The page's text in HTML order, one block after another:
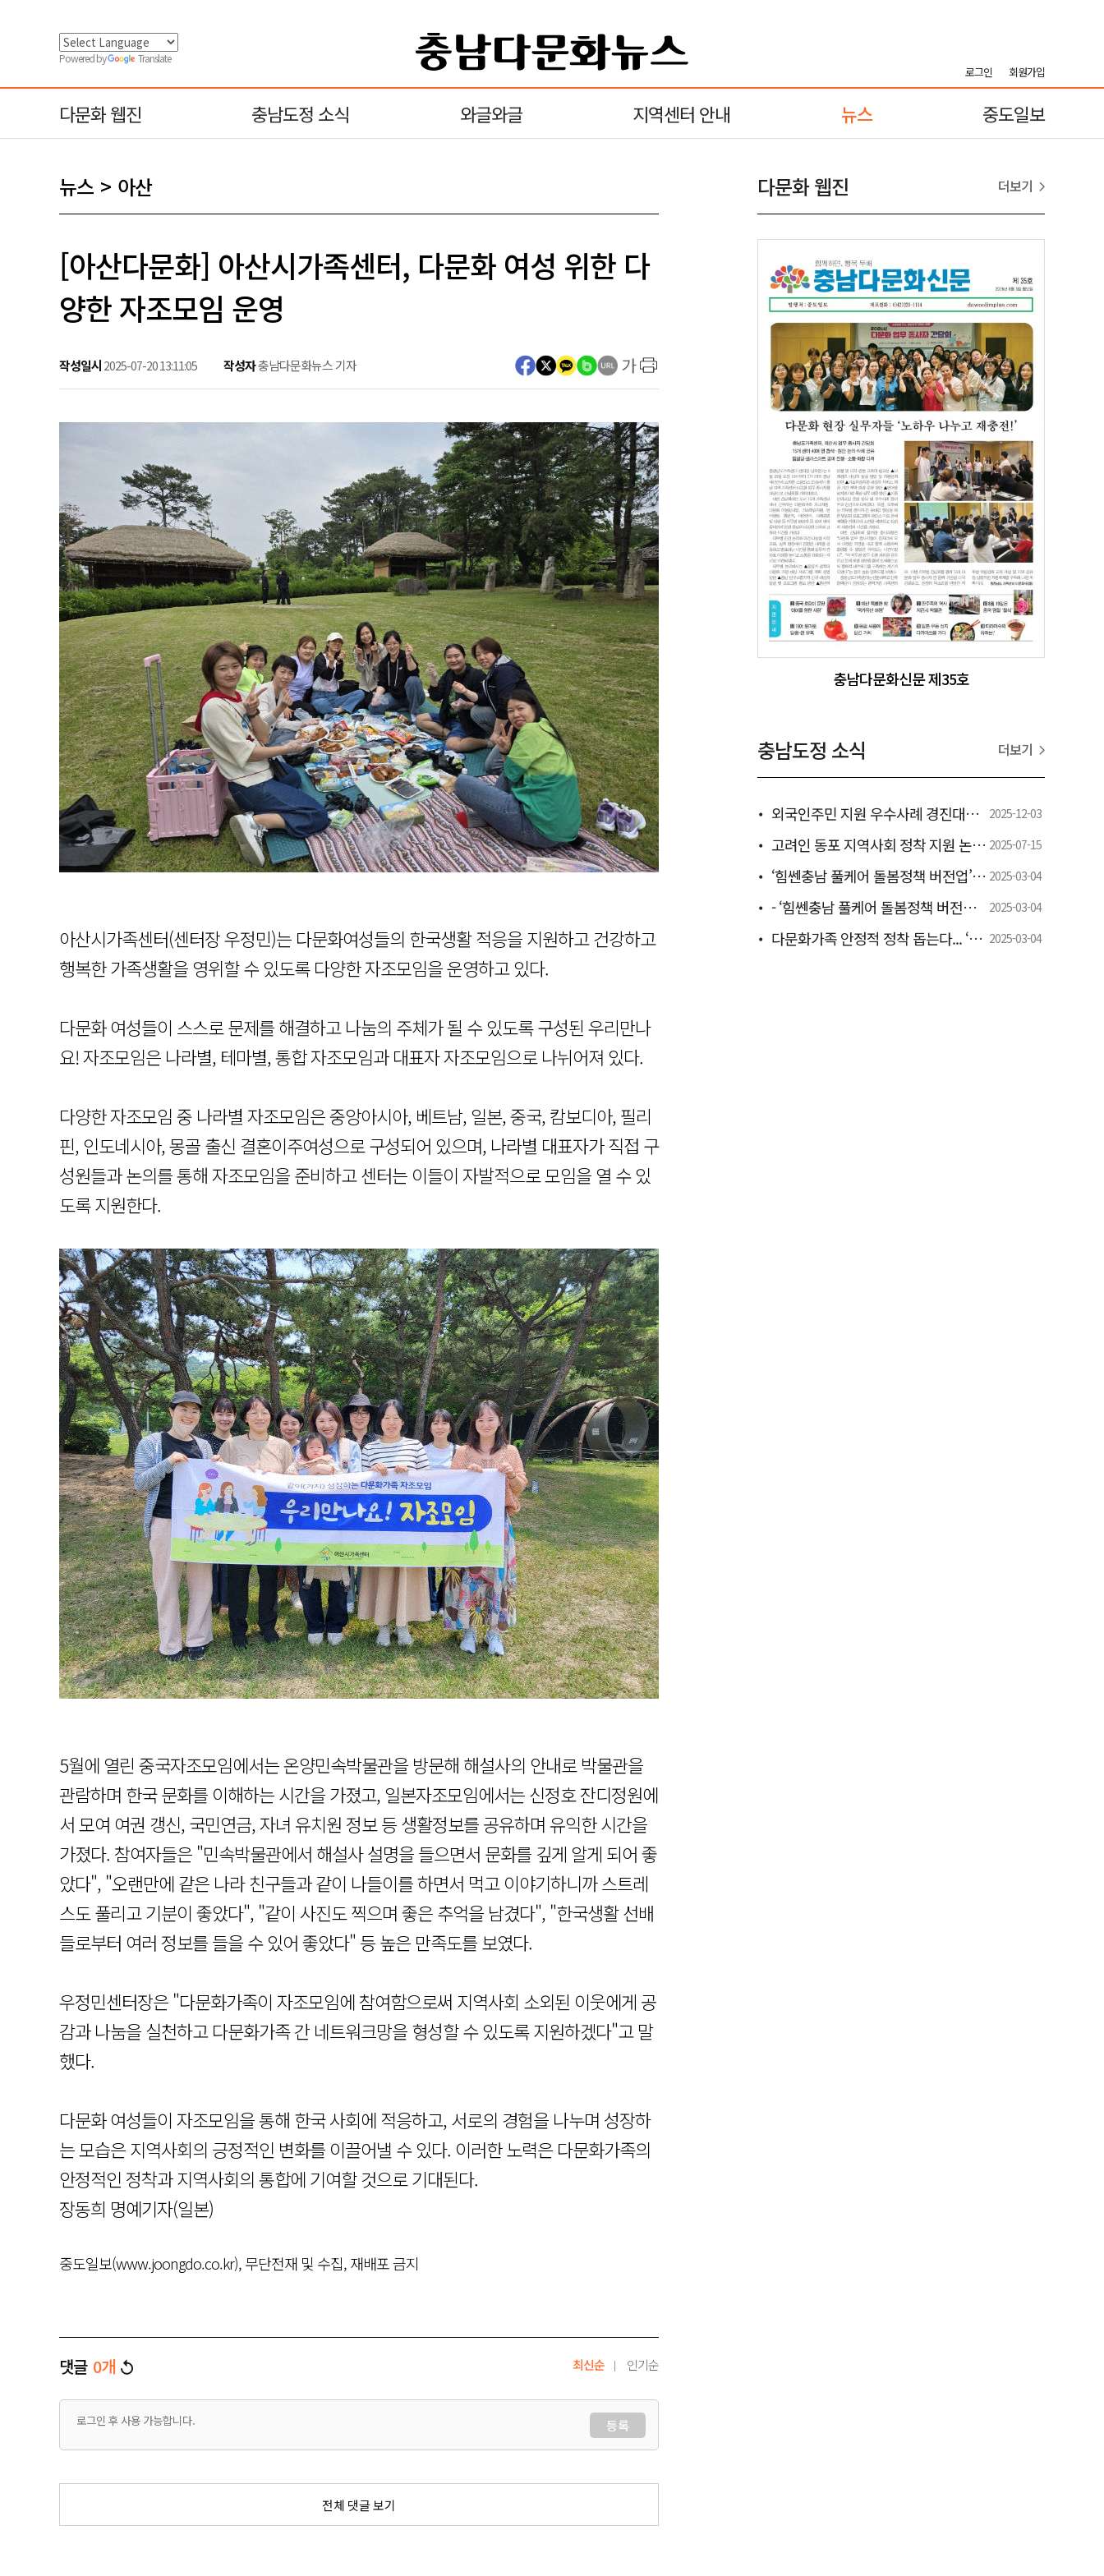
Powered by Translate
로그인 회원가입
다문화 웹진 충남도정 소식 와글와글 지역센터 안내 뉴스 중도일보
뉴스 아산
[아산다문화] 아산시가족센터, 다문화 여성 위한 다
양한 자조모임 운영
작성일시 2025-07-20 13:11:05 작성자충남다문화뉴스 기자 가
아산시가족센터(센터장 우정민)는 다문화여성들의 한국생활 적응을 지원하고 건강하고
행복한 가족생활을 영위할 수 있도록 다양한 자조모임을 운영하고 있다.
다문화 여성들이 스스로 문제를 해결하고 나눔의 주체가 될 수 있도록 구성된 우리만나
요! 자조모임은 나라별, 테마별, 통합 자조모임과 대표자 자조모임으로 나뉘어져 있다.
다양한 자조모임 중 나라별 자조모임은 중앙아시아, 베트남, 일본, 중국, 캄보디아, 필리
핀, 인도네시아, 몽골 출신 결혼이주여성으로 구성되어 있으며, 나라별 대표자가 직접 구
성원들과 논의를 통해 자조모임을 준비하고 센터는 이들이 자발적으로 모임을 열 수 있
도록 지원한다.
5월에 열린 중국자조모임에서는 온양민속박물관을 방문해 해설사의 안내로 박물관을
관람하며 한국 문화를 이해하는 시간을 가졌고, 일본자조모임에서는 신정호 잔디정원에
서 모여 여권 갱신, 국민연금, 자녀 유치원 정보 등 생활정보를 공유하며 유익한 시간을
가졌다. 참여자들은 "민속박물관에서 해설사 설명을 들으면서 문화를 깊게 알게 되어 좋
았다", "오랜만에 같은 나라 친구들과 같이 나들이를 하면서 먹고 이야기하니까 스트레
스도 풀리고 기분이 좋았다", "같이 사진도 찍으며 좋은 추억을 남겼다", "한국생활 선배
들로부터 여러 정보를 들을 수 있어 좋았다" 등 높은 만족도를 보였다.
우정민센터장은 "다문화가족이 자조모임에 참여함으로써 지역사회 소외된 이웃에게 공
감과 나눔을 실천하고 다문화가족 간 네트워크망을 형성할 수 있도록 지원하겠다"고 말
했다.
다문화 여성들이 자조모임을 통해 한국 사회에 적응하고, 서로의 경험을 나누며 성장하
는 모습은 지역사회의 긍정적인 변화를 이끌어낼 수 있다. 이러한 노력은 다문화가족의
안정적인 정착과 지역사회의 통합에 기여할 것으로 기대된다.
장동희 명예기자(일본)
중도일보(www.joongdo.co.kr), 무단전재 및 수집, 재배포 금지
댓글 0개 최신순 인기순
등록
전체 댓글 보기
다문화 웹진 더보기
충남다문화신문 제35호
충남도정 소식 더보기
외국인주민 지원 우수사례 경진대회 우수상 - 전국 최초 유학생 지역정착 ‘충남형 일학습병행제’ 모델로 특별교부세 6000만 원 확보 - 2025-12-03
고려인 동포 지역사회 정착 지원 논의 - 도, 정착 지원 간담회 개최 - 2025-07-15
‘힘쎈충남 풀케어 돌봄정책 버전업’ 추진 박차 - 도, 보령서 인구정책분야 도·시군 합동 워크숍 개최 - 2025-03-04
- ‘힘쎈충남 풀케어 돌봄정책 버전업’ 마련…하반기 본격 추진 - 2025-03-04
다문화가족 안정적 정착 돕는다... ‘2025년 충청남도 다문화가족정책 시행계획 수립.추진 2025-03-04